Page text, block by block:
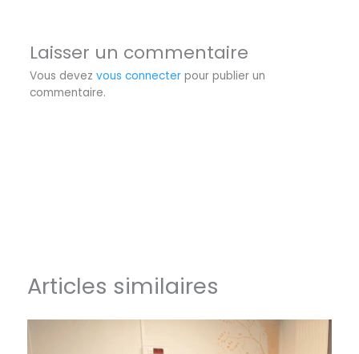
Laisser un commentaire
Vous devez vous connecterpour publier un
commentaire.
Articles similaires